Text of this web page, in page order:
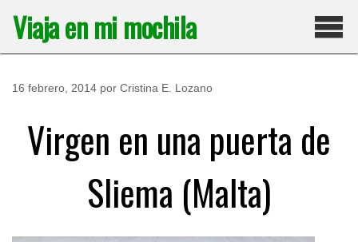
contenido
Viaja en mi mochila
16 febrero, 2014 por Cristina E. Lozano
Virgen en una puerta de
Sliema (Malta)